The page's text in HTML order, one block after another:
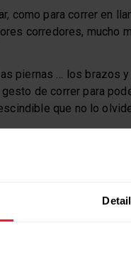
como para correr en
corredores, mucho
piernas … los brazos
de correr para
que no lo